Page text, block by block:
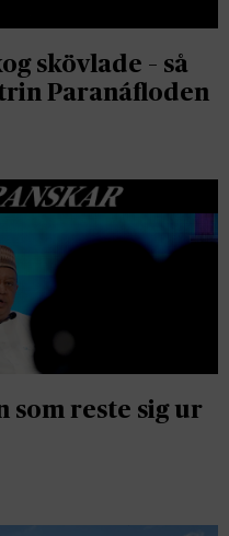
skövlade – så
Paranáfloden
som reste sig ur